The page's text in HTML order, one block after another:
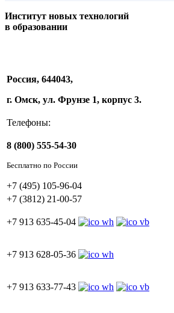
Институт новых технологий
в образовании
Россия, 644043,
г. Омск, ул. Фрунзе 1, корпус 3.
Телефоны:
8 (800) 555-54-30
Бесплатно по России
+7 (495) 105-96-04
+7 (3812) 21-00-57
+7 913 635-45-04
+7 913 628-05-36
+7 913 633-77-43